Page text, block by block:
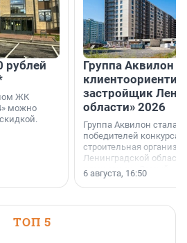
рублей
ЖК
можно
Группа Аквилон
застройщик
области» 2026
Группа Аквилон стала
победителей конкурса
строительная
Ленинградской области
номинации «Самый
застройщик
области».
6 августа, 16:50
ТОП 5